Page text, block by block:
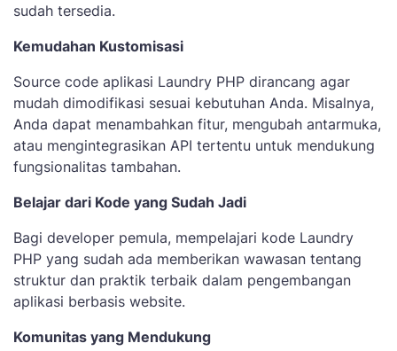
sudah tersedia.
Kemudahan Kustomisasi
Source code aplikasi Laundry PHP dirancang agar
mudah dimodifikasi sesuai kebutuhan Anda. Misalnya,
Anda dapat menambahkan fitur, mengubah antarmuka,
atau mengintegrasikan API tertentu untuk mendukung
fungsionalitas tambahan.
Belajar dari Kode yang Sudah Jadi
Bagi developer pemula, mempelajari kode Laundry
PHP yang sudah ada memberikan wawasan tentang
struktur dan praktik terbaik dalam pengembangan
aplikasi berbasis website.
Komunitas yang Mendukung